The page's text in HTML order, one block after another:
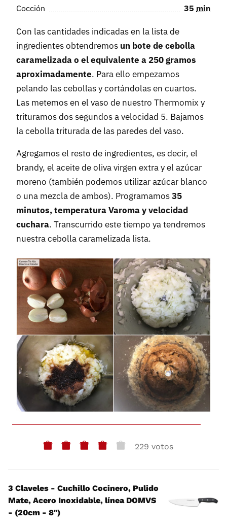
Cocción 35 min
Con las cantidades indicadas en la lista de
ingredientes obtendremos un bote de cebolla
caramelizada o el equivalente a 250 gramos
aproximadamente. Para ello empezamos
pelando las cebollas y cortándolas en cuartos.
Las metemos en el vaso de nuestro Thermomix y
trituramos dos segundos a velocidad 5. Bajamos
la cebolla triturada de las paredes del vaso.
Agregamos el resto de ingredientes, es decir, el
brandy, el aceite de oliva virgen extra y el azúcar
moreno (también podemos utilizar azúcar blanco
o una mezcla de ambos). Programamos35
minutos, temperatura Varoma y velocidad
cuchara. Transcurrido este tiempo ya tendremos
nuestra cebolla caramelizada lista.
229 votos
3 Claveles - Cuchillo Cocinero, Pulido
Mate, Acero Inoxidable, línea DOMVS
- (20cm - 8")